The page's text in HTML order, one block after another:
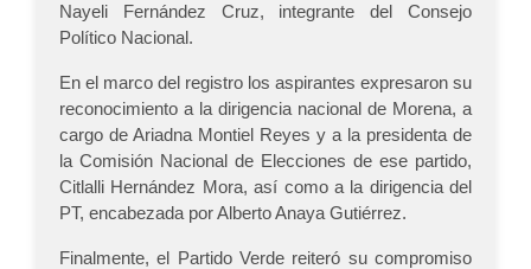
Nayeli Fernández Cruz, integrante del Consejo
Político Nacional.
En el marco del registro los aspirantes expresaron su
reconocimiento a la dirigencia nacional de Morena, a
cargo de Ariadna Montiel Reyes y a la presidenta de
la Comisión Nacional de Elecciones de ese partido,
Citlalli Hernández Mora, así como a la dirigencia del
PT, encabezada por Alberto Anaya Gutiérrez.
Finalmente, el Partido Verde reiteró su compromiso